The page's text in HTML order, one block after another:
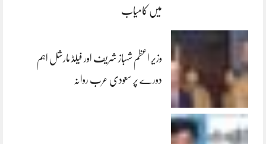
میں کامیاب
وزیر اعظم شہباز شریف اور فیلڈ مارشل اہم
دورے پر سعودی عرب روانہ